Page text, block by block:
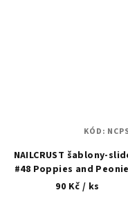
NAILCRUST šablony-
#48 Poppies and
Vodolepka
90 Kč / ks
KÓD: